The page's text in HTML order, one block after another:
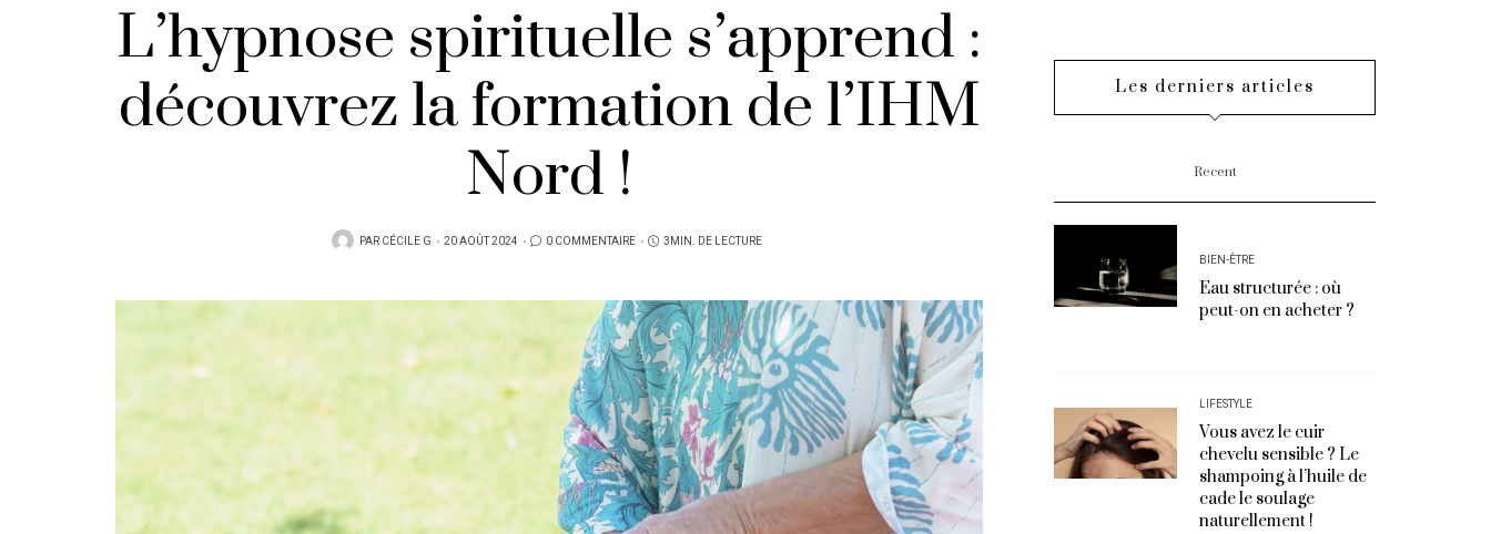
L’hypnose spirituelle s’apprend :
découvrez la formation de l’IHM
Nord !
PAR CÉCILE G
PUBLIÉ
20 AOÛT 2024 0 COMMENTAIRE 3MIN. DE LECTURE
Les derniers articles
Recent
BIEN-ÊTRE
Eau structurée : où
peut-on en acheter ?
LIFESTYLE
Vous avez le cuir
chevelu sensible ? Le
shampoing à l’huile de
cade le soulage
naturellement !